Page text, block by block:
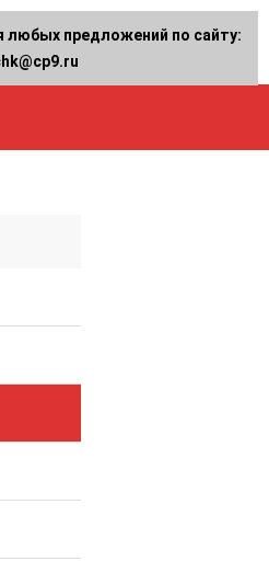
любых предложений по сайту: